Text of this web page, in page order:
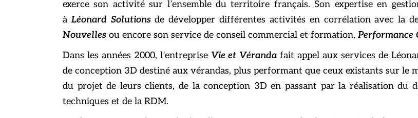
exerce son activité sur l’ensemble du territoire français. Son expertise en
à Léonard Solutions de développer différentes activités en corrélation avec la
Nouvelles ou encore son service de conseil commercial et formation, Performance
Dans les années 2000, l’entreprise Vie et Véranda fait appel aux services de
de conception 3D destiné aux vérandas, plus performant que ceux existants sur le
du projet de leurs clients, de la conception 3D en passant par la réalisation du
techniques et de la RDM.